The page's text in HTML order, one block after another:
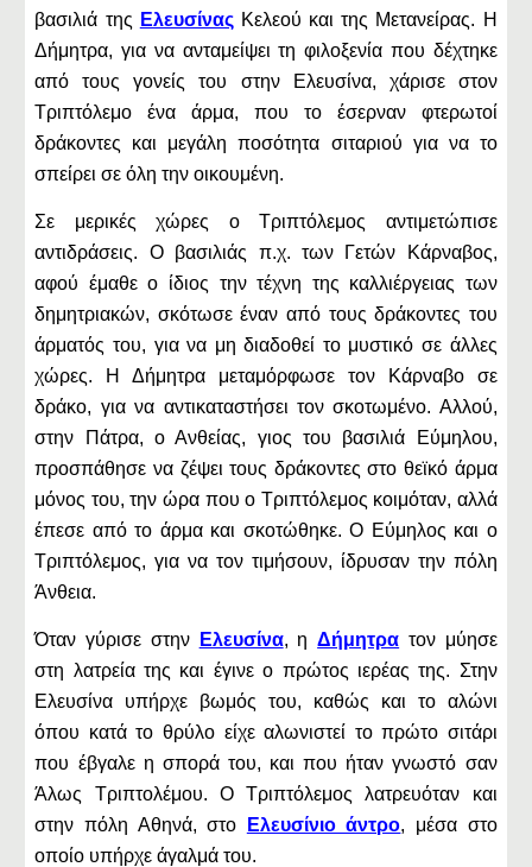
βασιλιά της ΕλευσίναςΚελεού και της Μετανείρας. Η
Δήμητρα, για να ανταμείψει τη φιλοξενία που δέχτηκε
από τους γονείς του στην Ελευσίνα, χάρισε στον
Τριπτόλεμο ένα άρμα, που το έσερναν φτερωτοί
δράκοντες και μεγάλη ποσότητα σιταριού για να το
σπείρει σε όλη την οικουμένη.
Σε μερικές χώρες ο Τριπτόλεμος αντιμετώπισε
αντιδράσεις. Ο βασιλιάς π.χ. των Γετών Κάρναβος,
αφού έμαθε ο ίδιος την τέχνη της καλλιέργειας των
δημητριακών, σκότωσε έναν από τους δράκοντες του
άρματός του, για να μη διαδοθεί το μυστικό σε άλλες
χώρες. Η Δήμητρα μεταμόρφωσε τον Κάρναβο σε
δράκο, για να αντικαταστήσει τον σκοτωμένο. Αλλού,
στην Πάτρα, ο Ανθείας, γιος του βασιλιά Εύμηλου,
προσπάθησε να ζέψει τους δράκοντες στο θεϊκό άρμα
μόνος του, την ώρα που ο Τριπτόλεμος κοιμόταν, αλλά
έπεσε από το άρμα και σκοτώθηκε. Ο Εύμηλος και ο
Τριπτόλεμος, για να τον τιμήσουν, ίδρυσαν την πόλη
Άνθεια.
Όταν γύρισε στην Ελευσίνα, ηΔήμητρα τον μύησε
στη λατρεία της και έγινε ο πρώτος ιερέας της. Στην
Ελευσίνα υπήρχε βωμός του, καθώς και το αλώνι
όπου κατά το θρύλο είχε αλωνιστεί το πρώτο σιτάρι
που έβγαλε η σπορά του, και που ήταν γνωστό σαν
Άλως Τριπτολέμου. Ο Τριπτόλεμος λατρευόταν και
στην πόλη Αθηνά, στο
Ελευσίνιο άντρο, μέσα στο
οποίο υπήρχε άγαλμά του.